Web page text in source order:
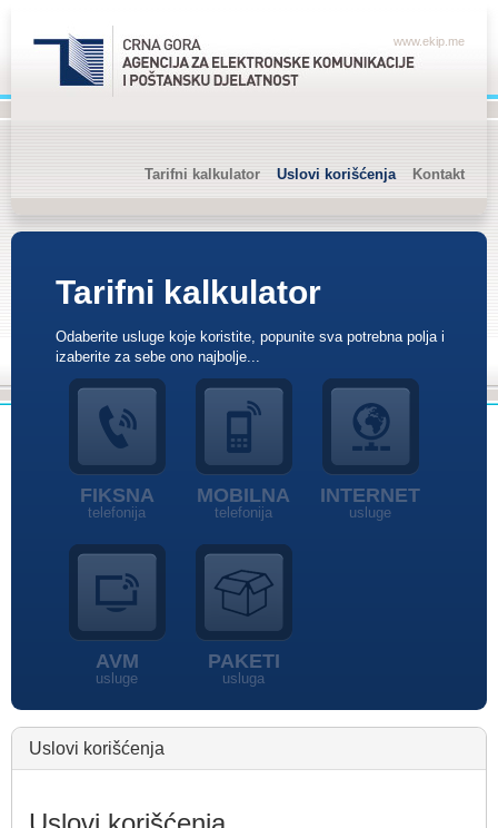
www.ekip.me
Tarifni kalkulator Uslovi korišćenja Kontakt
Tarifni kalkulator
Odaberite usluge koje koristite, popunite sva potrebna polja i
izaberite za sebe ono najbolje...
FIKSNA
telefonija
MOBILNA
telefonija
INTERNET
usluge
AVM
usluge
PAKETI
usluga
Uslovi korišćenja